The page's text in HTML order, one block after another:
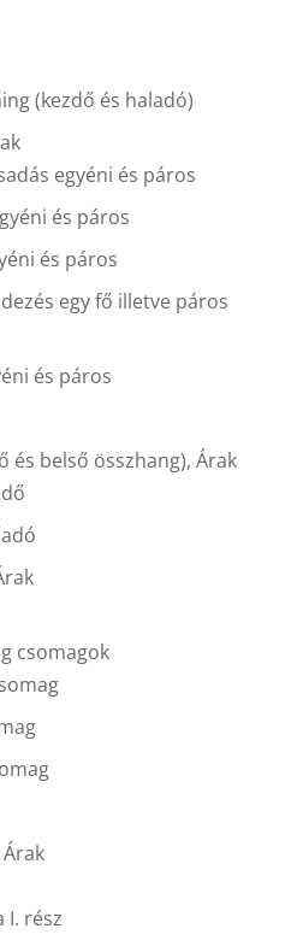
(kezdő és haladó)
egyéni és páros
és páros
és páros
egy fő illetve páros
és páros
és belső összhang), Árak
csomagok
I. rész